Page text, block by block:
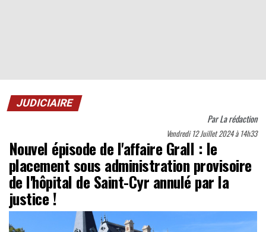
JUDICIAIRE
ParLa rédaction
Vendredi 12 Juillet 2024 à 14h33
Nouvel épisode de l'affaire Grall : le
placement sous administration provisoire
de l'hôpital de Saint-Cyr annulé par la
justice !